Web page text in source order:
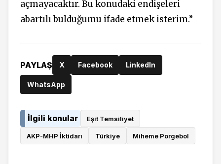
açmayacaktır. Bu konudaki endişeleri
abartılı bulduğumu ifade etmek isterim.”
PAYLAŞ X Facebook LinkedIn
WhatsApp
İlgili konular Eşit Temsiliyet
AKP-MHP İktidarı Türkiye Miheme Porgebol